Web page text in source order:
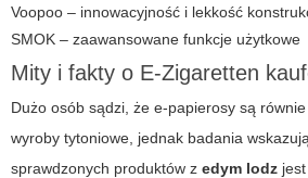
Voopoo – innowacyjność i lekkość
SMOK – zaawansowane funkcje użytkowe
Mity i fakty o E-Zigaretten
Dużo osób sądzi, że e-papierosy są
wyroby tytoniowe, jednak badania
sprawdzonych produktów z edym lodz